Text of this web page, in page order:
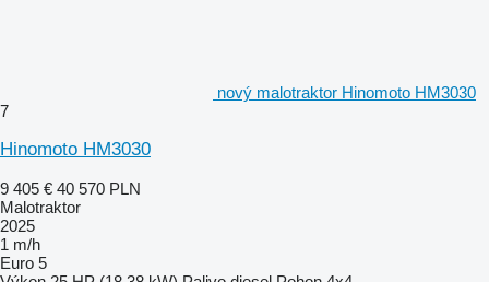
nový malotraktor Hinomoto HM3030
7
Hinomoto HM3030
9 405 € 40 570 PLN
Malotraktor
2025
1 m/h
Euro 5